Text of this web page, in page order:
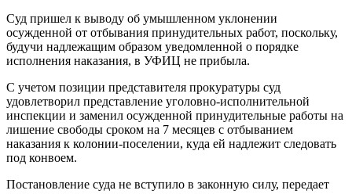
Суд пришел к выводу об умышленном уклонении
осужденной от отбывания принудительных работ, поскольку,
будучи надлежащим образом уведомленной о порядке
исполнения наказания, в УФИЦ не прибыла.
С учетом позиции представителя прокуратуры суд
удовлетворил представление уголовно-исполнительной
инспекции и заменил осужденной принудительные работы на
лишение свободы сроком на 7 месяцев с отбыванием
наказания к колонии-поселении, куда ей надлежит следовать
под конвоем.
Постановление суда не вступило в законную силу, передает